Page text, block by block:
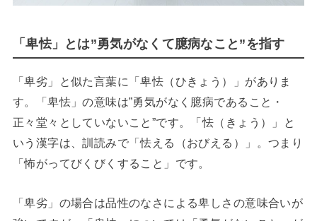
「卑怯」とは”勇気がなくて臆病なこと”を指す
「卑劣」と似た言葉に「卑怯（ひきょう）」がありま
す。「卑怯」の意味は”勇気がなく臆病であること・
正々堂々としていないこと”です。「怯（きょう）」と
いう漢字は、訓読みで「怯える（おびえる）」。つまり
「怖がってびくびくすること」です。
「卑劣」の場合は品性のなさによる卑しさの意味合いが